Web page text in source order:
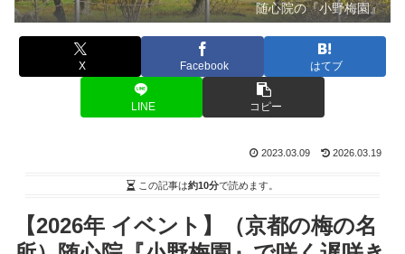
随心院の『小野梅園』
X Facebook はてブ
LINE コピー
2023.03.09 2026.03.19
この記事は約10分で読めます。
【2026年 イベント】（京都の梅の名